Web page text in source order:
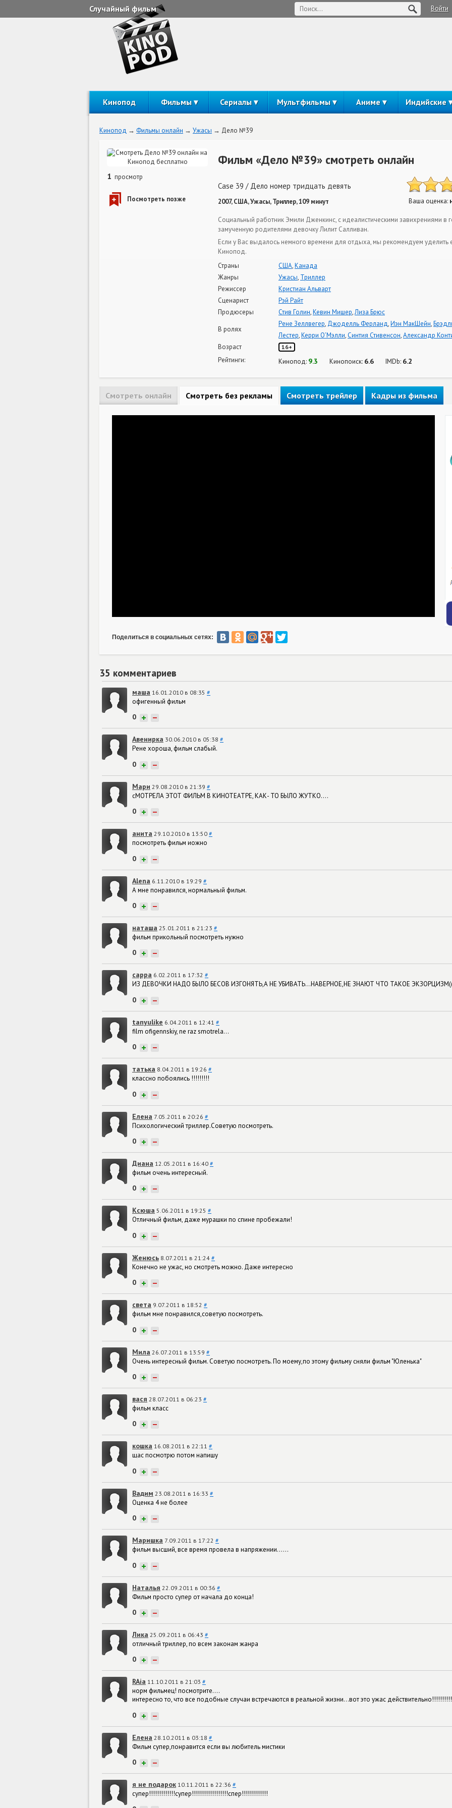
Случайный фильм Войти
Кинопод Фильмы Сериалы Мультфильмы Аниме Индийские
Кинопод Фильмы онлайн Ужасы Дело №39
1 просмотр
Фильм «Дело №39» смотреть онлайн
Case 39 / Дело номер тридцать девять
2007, США, Ужасы, Триллер, 109 минут Ваша оценка:
Социальный работник Эмили Дженкинс, с идеалистическими завихрениями в
замученную родителями девочку Лилит Салливан.
Если у Вас выдалось немного времени для отдыха, мы рекомендуем
Кинопод.
Страны
США,Канада
Жанры
Ужасы, Триллер
Режиссер
Кристиан Альварт
Сценарист
Рэй Райт
Продюсеры
Стив Голин,Кевин Мишер,Лиза Брюс
В ролях
Рене Зеллвегер, Джоделль Ферланд,Иэн МакШейн,
Лестер,Керри О’Мэлли,Синтия Стивенсон,Александр
Возраст
16+
Рейтинги: Кинопод: 9.3 Кинопоиск: 6.6 IMDb: 6.2
Смотреть онлайн Смотреть без рекламы Смотреть трейлер Кадры из фильма
Поделиться в социальных сетях:
35 комментариев
маша 16.01.2010 в 08:35 #
офигенный фильм
0 + −
Авенирка 30.06.2010 в 05:38 #
Рене хороша, фильм слабый.
0 + −
Mари 29.08.2010 в 21:39 #
сМОТРЕЛА ЭТОТ ФИЛЬМ В КИНОТЕАТРЕ, КАК- ТО БЫЛО ЖУТКО....
0 + −
анита 29.10.2010 в 13:50 #
посмотреть фильм иожно
0 + −
Alena 6.11.2010 в 19:29 #
А мне понравился, нормальный фильм.
0 + −
наташа 25.01.2011 в 21:23 #
фильм прикольный посмотреть нужно
0 + −
сарра 6.02.2011 в 17:32 #
ИЗ ДЕВОЧКИ НАДО БЫЛО БЕСОВ ИЗГОНЯТЬ,А НЕ УБИВАТЬ...НАВЕРНОЕ,НЕ ЗНАЮТ ЧТО ТАКОЕ
0 + −
tanyulike 6.04.2011 в 12:41 #
film ofigennskiy, ne raz smotrela...
0 + −
татька 8.04.2011 в 19:26 #
классно побоялись !!!!!!!!!
0 + −
Елена 7.05.2011 в 20:26 #
Психологический триллер.Советую посмотреть.
0 + −
Диана 12.05.2011 в 16:40 #
фильм очень интересный.
0 + −
Ксюша 5.06.2011 в 19:25 #
Отличный фильм, даже мурашки по спине пробежали!
0 + −
Женюсь 8.07.2011 в 21:24 #
Конечно не ужас, но смотреть можно. Даже интересно
0 + −
света 9.07.2011 в 18:52 #
фильм мне понравился,советую посмотреть.
0 + −
Мила 26.07.2011 в 13:59 #
Очень интересный фильм. Советую посмотреть. По моему,по этому фильму сняли фильм "Юленька"
0 + −
вася 28.07.2011 в 06:23 #
фильм класс
0 + −
кошка 16.08.2011 в 22:11 #
щас посмотрю потом напишу
0 + −
Вадим 23.08.2011 в 16:33 #
Оценка 4 не более
0 + −
Маришка 7.09.2011 в 17:22 #
фильм высший, все время провела в напряжении......
0 + −
Наталья 22.09.2011 в 00:36 #
Фильм просто супер от начала до конца!
0 + −
Лика 25.09.2011 в 06:43 #
отличный триллер, по всем законам жанра
0 + −
RAia 11.10.2011 в 21:03 #
норм фильмец! посмотрите....
интересно то, что все подобные случаи встречаются в реальной жизни...вот это ужас
0 + −
Елена 28.10.2011 в 03:18 #
Фильм супер,понравится если вы любитель мистики
0 + −
я не подарок 10.11.2011 в 22:36 #
супер!!!!!!!!!!!!!супер!!!!!!!!!!!!!!!!!!спер!!!!!!!!!!!!!